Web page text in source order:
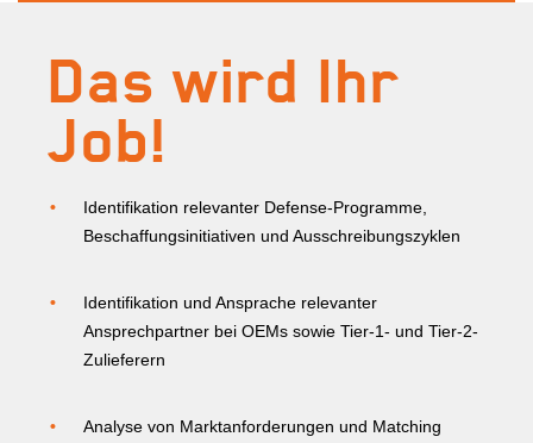
Das wird Ihr
Job!
Identifikation relevanter Defense-Programme,
Beschaffungsinitiativen und Ausschreibungszyklen
Identifikation und Ansprache relevanter
Ansprechpartner bei OEMs sowie Tier-1- und Tier-2-
Zulieferern
Analyse von Marktanforderungen und Matching